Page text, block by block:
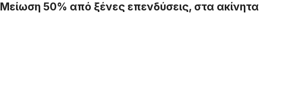
Μείωση 50% από ξένες επενδύσεις, στα ακίνητα